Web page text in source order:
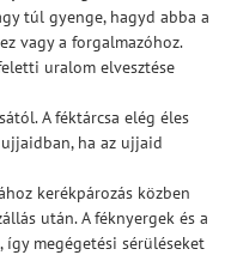
túl gyenge, hagyd abba a
vagy a forgalmazóhoz.
uralom elvesztése
A féktárcsa elég éles
ha az ujjaid
kerékpározás közben
után. A féknyergek és a
így megégetési sérüléseket